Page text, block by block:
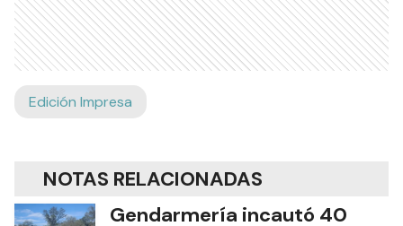
Edición Impresa
NOTAS RELACIONADAS
Gendarmería incautó 40